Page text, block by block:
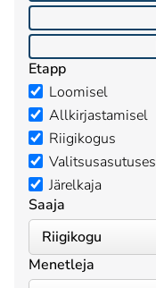
Etapp
Loomisel
Allkirjastamisel
Riigikogus
Valitsusasutuses
Järelkaja
Saaja
Menetleja